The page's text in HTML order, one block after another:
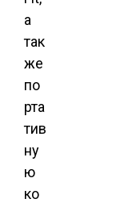
а
так
же
по
рта
тив
ну
ю
ко